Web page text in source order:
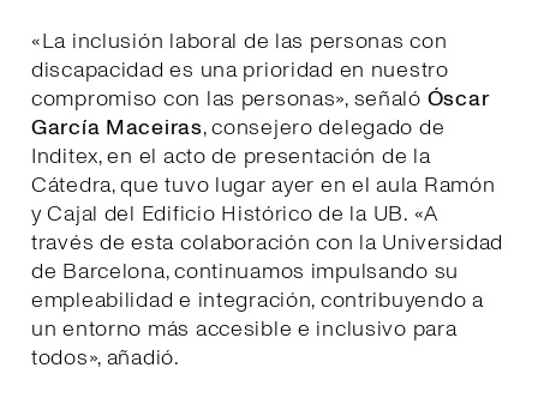
«La inclusión laboral de las personas con
discapacidad es una prioridad en nuestro
compromiso con las personas», señaló Óscar
García Maceiras, consejero delegado de
Inditex, en el acto de presentación de la
Cátedra, que tuvo lugar ayer en el aula Ramón
y Cajal del Edificio Histórico de la UB. «A
través de esta colaboración con la Universidad
de Barcelona, continuamos impulsando su
empleabilidad e integración, contribuyendo a
un entorno más accesible e inclusivo para
todos», añadió.